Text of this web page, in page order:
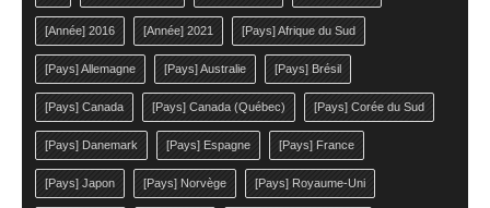
[Année] 2016 [Année] 2021 [Pays] Afrique du Sud
[Pays] Allemagne [Pays] Australie [Pays] Brésil
[Pays] Canada [Pays] Canada (Québec) [Pays] Corée du Sud
[Pays] Danemark [Pays] Espagne [Pays] France
[Pays] Japon [Pays] Norvège [Pays] Royaume-Uni